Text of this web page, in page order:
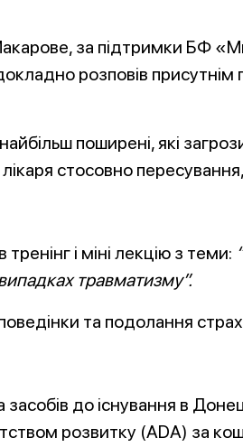
за підтримки БФ
розповів
поширені, які
стосовно
і міні лекцію з теми:
травматизму”.
та подолання
до існування в
розвитку (ADA) за